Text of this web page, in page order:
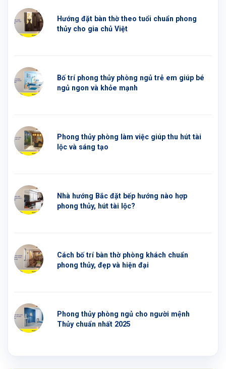
Hướng đặt bàn thờ theo tuổi chuẩn phong
thủy cho gia chủ Việt
Bố trí phong thủy phòng ngủ trẻ em giúp bé
ngủ ngon và khỏe mạnh
Phong thủy phòng làm việc giúp thu hút tài
lộc và sáng tạo
Nhà hướng Bắc đặt bếp hướng nào hợp
phong thủy, hút tài lộc?
Cách bố trí bàn thờ phòng khách chuẩn
phong thủy, đẹp và hiện đại
Phong thủy phòng ngủ cho người mệnh
Thủy chuẩn nhất 2025